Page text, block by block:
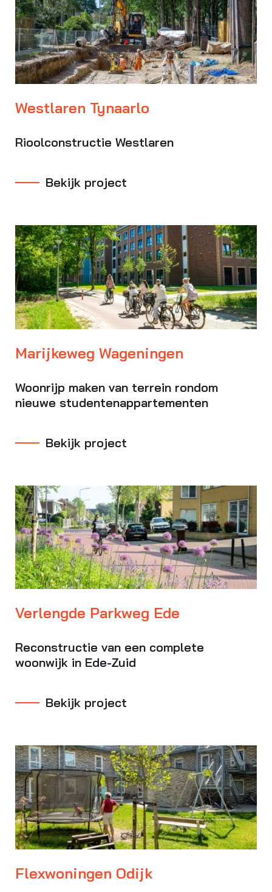
Westlaren Tynaarlo
Rioolconstructie Westlaren
Bekijk project
Marijkeweg Wageningen
Woonrijp maken van terrein rondom
nieuwe studentenappartementen
Bekijk project
Verlengde Parkweg Ede
Reconstructie van een complete
woonwijk in Ede-Zuid
Bekijk project
Flexwoningen Odijk